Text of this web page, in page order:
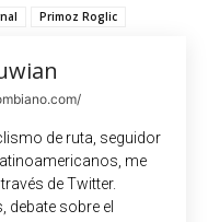
Primoz Roglic
de ruta, seguidor
me
de Twitter.
debate sobre el